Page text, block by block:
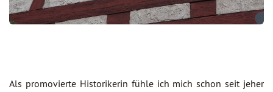
Als promovierte Historikerin fühle ich mich schon seit jeher